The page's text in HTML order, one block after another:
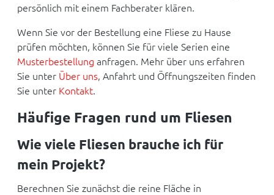
persönlich mit einem Fachberater klären.
Wenn Sie vor der Bestellung eine Fliese zu Hause
prüfen möchten, können Sie für viele Serien eine
Musterbestellung anfragen. Mehr über uns erfahren
Sie unter Über uns, Anfahrt und Öffnungszeiten finden
Sie unter Kontakt.
Häufige Fragen rund um Fliesen
Wie viele Fliesen brauche ich für
mein Projekt?
Berechnen Sie zunächst die reine Fläche in